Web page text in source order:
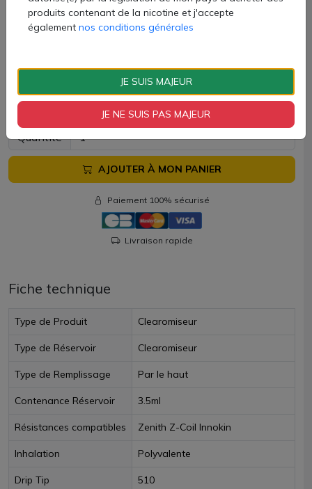
Contenu du coffret GoZ+ :
1 résistances Z-Coil en 0.8ohm
9,90 €
Quantité
AJOUTER À MON PANIER
Paiement 100% sécurisé
Livraison rapide
Fiche technique
Type de Produit Clearomiseur
Type de Réservoir Clearomiseur
Type de Remplissage Par le haut
Contenance Réservoir 3.5ml
Résistances compatibles Zenith Z-Coil Innokin
Inhalation Polyvalente
Drip Tip 510
produits contenant de la nicotine et j'accepte
également nos conditions générales
JE SUIS MAJEUR
JE NE SUIS PAS MAJEUR